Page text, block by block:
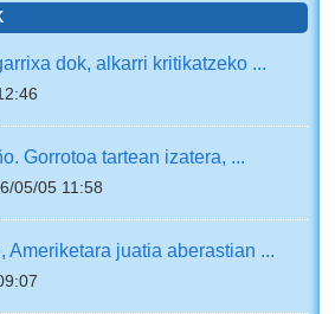
dok, alkarri kritikatzeko ...
Gorrotoa tartean izatera, ...
05/05 11:58
Ameriketara juatia aberastian ...